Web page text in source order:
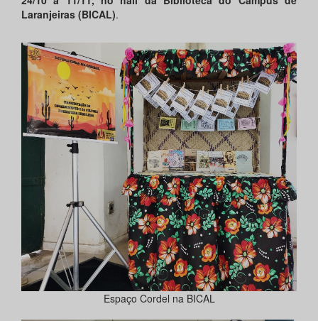
Laranjeiras (BICAL).
Espaço Cordel na BICAL